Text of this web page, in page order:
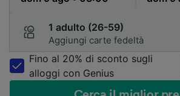
1 adulto (26-59)
Aggiungi carte fedeltà
Fino al 20% di sconto sugli
alloggi con Genius